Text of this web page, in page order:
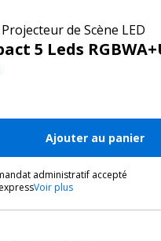
de Scène LED
5 Leds
Ajouter au panier
administratif accepté
Voir plus